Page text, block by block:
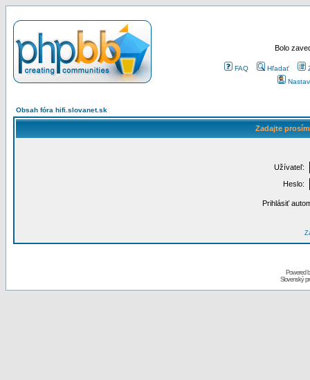
Bolo
FAQ Hľadať
Obsah fóra hifi.slovanet.sk
Zadajte
Užívateľ:
Heslo:
Prihlásiť
Powered
Slovenský